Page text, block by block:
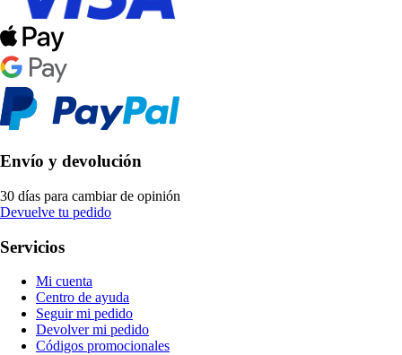
Envío y devolución
30 días para cambiar de opinión
Devuelve tu pedido
Servicios
Mi cuenta
Centro de ayuda
Seguir mi pedido
Devolver mi pedido
Códigos promocionales